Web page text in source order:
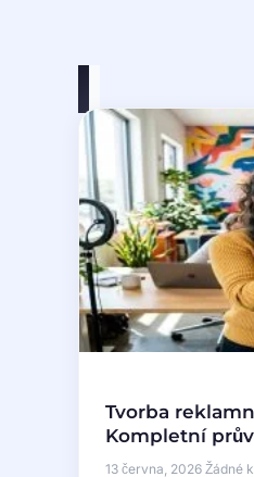
Tvorba
Kompletní
13 června, 2026 Žádné